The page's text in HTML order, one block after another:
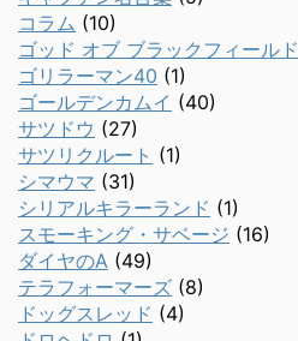
コラム (10)
ゴッド オブ ブラックフィールド
ゴリラーマン40 (1)
ゴールデンカムイ (40)
サツドウ (27)
サツリクルート (1)
シマウマ (31)
シリアルキラーランド (1)
スモーキング・サベージ (16)
ダイヤのA (49)
テラフォーマーズ (8)
ドッグスレッド (4)